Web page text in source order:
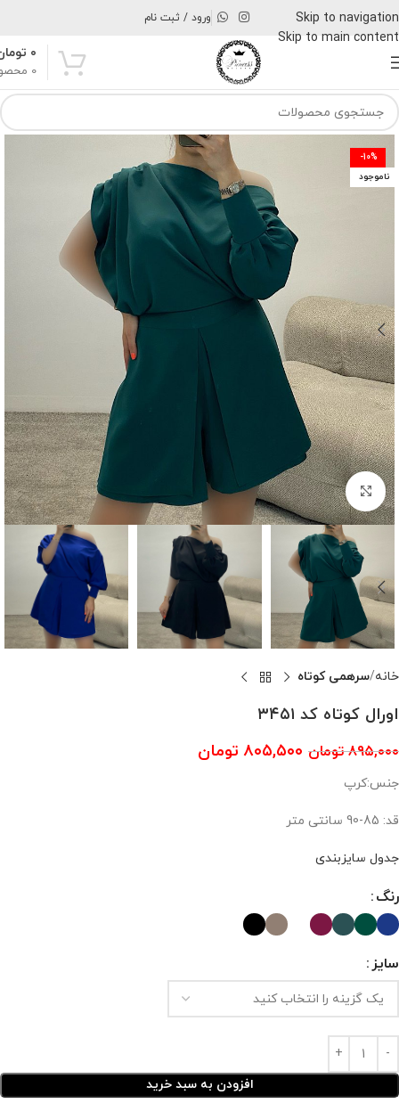
Skip to navigation
Skip to main content
ورود / ثبت نام
0
۰
-10%
ناموجود
بزرگنمایی تصویر
خانه سرهمی کوتاه
اورال کوتاه کد ۳۴۵۱
۸۹۵,۰۰۰ تومان ۸۰۵,۵۰۰ تومان
جنس:کرپ
قد: 85-90 سانتی متر
جدول سایزبندی
رنگ
سایز
افزودن به سبد خرید